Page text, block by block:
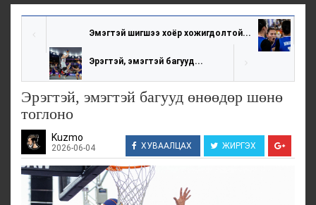
Эмэгтэй шигшээ хоёр хожигдолтой...
Эрэгтэй, эмэгтэй багууд...
Эрэгтэй, эмэгтэй багууд өнөөдөр шөнө
тоглоно
Kuzmo
2026-06-04 ХУВААЛЦАХ ЖИРГЭХ